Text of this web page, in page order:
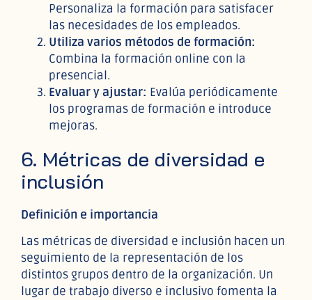
Personaliza la formación para satisfacer
las necesidades de los empleados.
Utiliza varios métodos de formación:
Combina la formación online con la
presencial.
Evaluar y ajustar: Evalúa periódicamente
los programas de formación e introduce
mejoras.
6. Métricas de diversidad e
inclusión
Definición e importancia
Las métricas de diversidad e inclusión hacen un
seguimiento de la representación de los
distintos grupos dentro de la organización. Un
lugar de trabajo diverso e inclusivo fomenta la